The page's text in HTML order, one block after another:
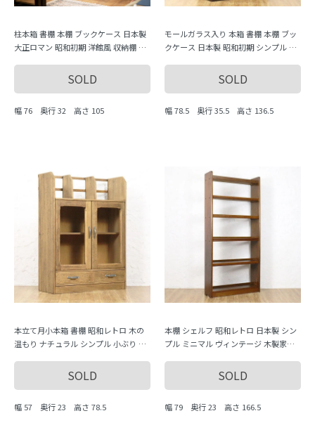
柱本箱 書棚 本棚 ブックケース 日本製
大正ロマン 昭和初期 洋館風 収納棚 キ
SOLD
幅 76 奥行 32 高さ 105
モールガラス入り 本箱 書棚 本棚 ブッ
クケース 日本製 昭和初期 シンプル 収
SOLD
幅 78.5 奥行 35.5 高さ 136.5
本立て月小本箱 書棚 昭和レトロ 木の
温もり ナチュラル シンプル 小ぶり 隙
SOLD
幅 57 奥行 23 高さ 78.5
本棚 シェルフ 昭和レトロ 日本製 シン
プル ミニマル ヴィンテージ 木製家具
SOLD
幅 79 奥行 23 高さ 166.5